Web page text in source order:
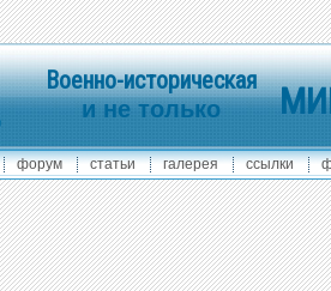
Военно-историческая
и не только
форум статьи галерея ссылки